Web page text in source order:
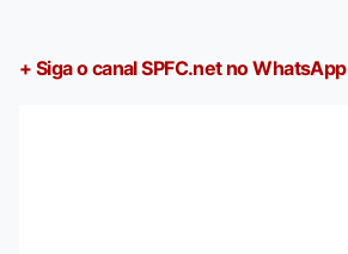
+ Siga o canal SPFC.net no WhatsApp